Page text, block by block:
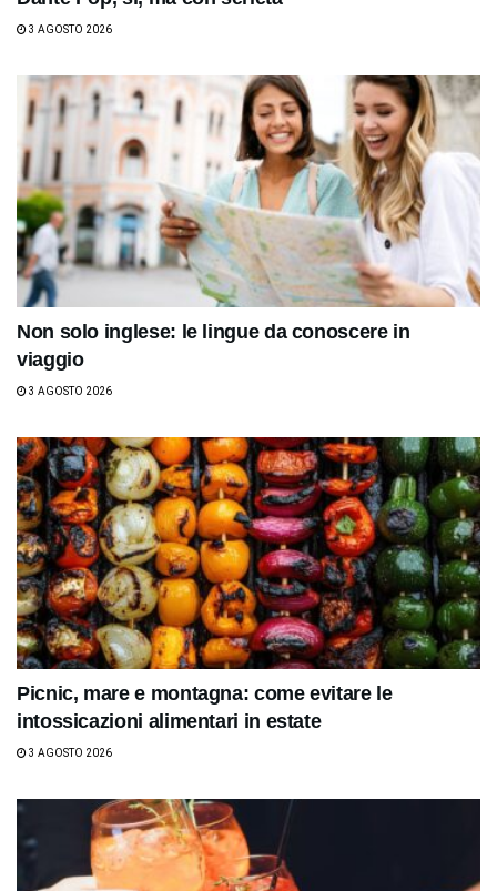
3 AGOSTO 2026
Non solo inglese: le lingue da conoscere in
viaggio
3 AGOSTO 2026
Picnic, mare e montagna: come evitare le
intossicazioni alimentari in estate
3 AGOSTO 2026